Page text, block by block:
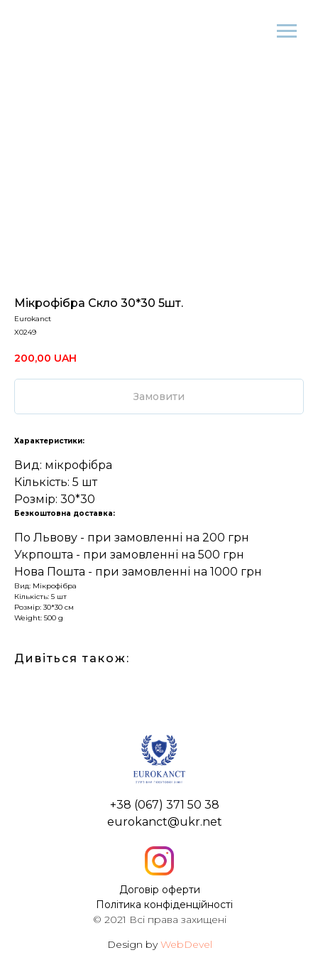
Мікрофібра Скло 30*30 5шт.
Eurokanct
X0249
200,00 UAH
Замовити
Характеристики:
Вид: мікрофібра
Кількість: 5 шт
Розмір: 30*30
Безкоштовна доставка:
По Львову - при замовленні на 200 грн
Укрпошта - при замовленні на 500 грн
Нова Пошта - при замовленні на 1000 грн
Вид: Мікрофібра
Кількість: 5 шт
Розмір: 30*30 см
Weight: 500 g
Дивіться також:
© 2021 Всі права захищені
Design byWebDevel
+38 (067) 371 50 38
eurokanct@ukr.net
Політика конфіденційності
Договір оферти